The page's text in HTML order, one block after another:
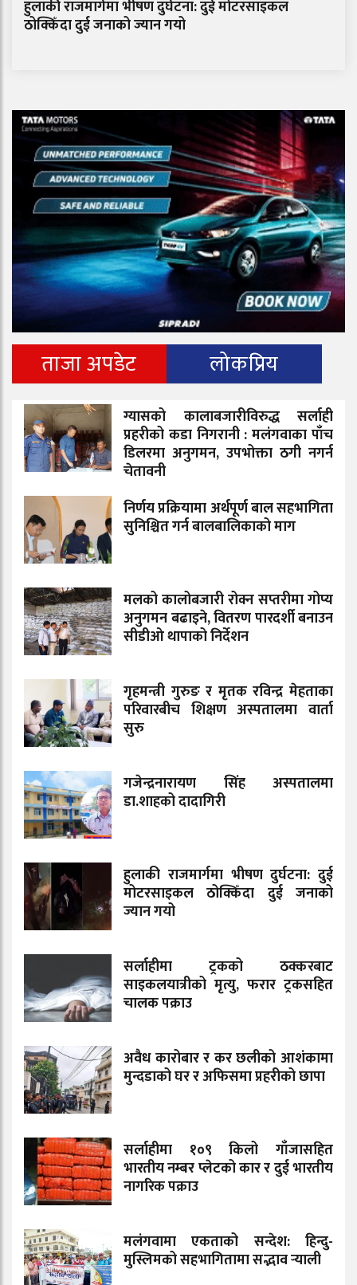
हुलाकी राजमार्गमा भीषण दुर्घटना: दुई मोटरसाइकल
ठोक्किँदा दुई जनाको ज्यान गयो
ताजा अपडेट लोकप्रिय
ग्यासको कालाबजारीविरुद्ध सर्लाही
प्रहरीको कडा निगरानी : मलंगवाका पाँच
डिलरमा अनुगमन, उपभोक्ता ठगी नगर्न
चेतावनी
निर्णय प्रक्रियामा अर्थपूर्ण बाल सहभागिता
सुनिश्चित गर्न बालबालिकाको माग
मलको कालोबजारी रोक्न सप्तरीमा गोप्य
अनुगमन बढाइने, वितरण पारदर्शी बनाउन
सीडीओ थापाको निर्देशन
गृहमन्त्री गुरुङ र मृतक रविन्द्र मेहताका
परिवारबीच शिक्षण अस्पतालमा वार्ता
सुरु
गजेन्द्रनारायण सिंह अस्पतालमा
डा.शाहको दादागिरी
हुलाकी राजमार्गमा भीषण दुर्घटना: दुई
मोटरसाइकल ठोक्किँदा दुई जनाको
ज्यान गयो
सर्लाहीमा ट्रकको ठक्करबाट
साइकलयात्रीको मृत्यु, फरार ट्रकसहित
चालक पक्राउ
अवैध कारोबार र कर छलीको आशंकामा
मुन्दडाको घर र अफिसमा प्रहरीको छापा
सर्लाहीमा १०९ किलो गाँजासहित
भारतीय नम्बर प्लेटको कार र दुई भारतीय
नागरिक पक्राउ
मलंगवामा एकताको सन्देश: हिन्दु-
मुस्लिमको सहभागितामा सद्भाव र्‍याली